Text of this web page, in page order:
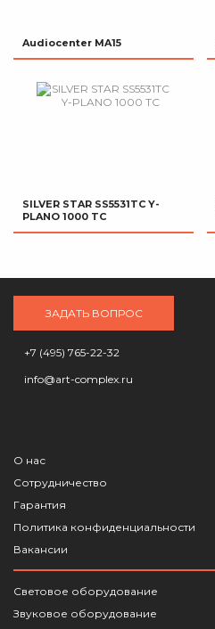
Audiocenter MA15
SILVER STAR SS5531TC Y-
PLANO 1000 TC
ЗАДАТЬ ВОПРОС
+7 (495) 765-22-32
info@art-complex.ru
О нас
Сотрудничество
Гарантия
Политика конфиденциальности
Вакансии
Световое оборудование
Звуковое оборудование